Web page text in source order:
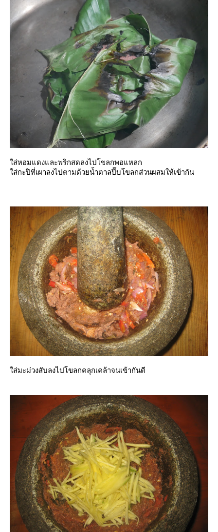
ส่หอมแดงและพริกสดลงไปโขลกพอแหลก
ส่กะปิที่เผาลงไปตามด้วยน้ำตาลปี๊บโขลกส่วนผสมให้เข้ากัน
ส่มะม่วงสับลงไปโขลกคลุกเคล้าจนเข้ากันดี